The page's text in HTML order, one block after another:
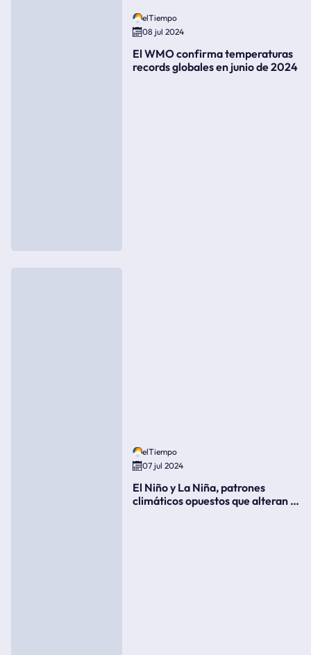
elTiempo
08 jul 2024
El WMO confirma temperaturas
records globales en junio de 2024
elTiempo
07 jul 2024
El Niño y La Niña, patrones
climáticos opuestos que alteran la